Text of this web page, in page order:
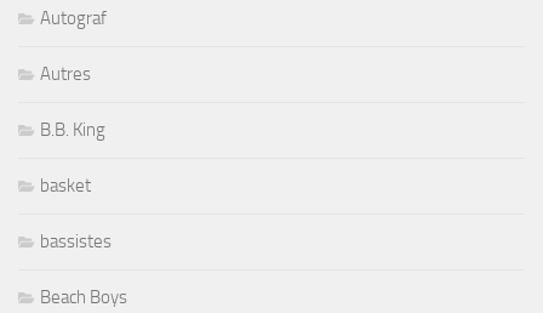
Autograf
Autres
B.B. King
basket
bassistes
Beach Boys